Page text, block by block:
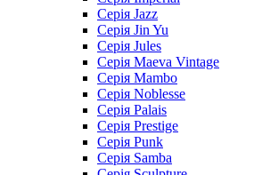
Серія Jazz
Серія Jin Yu
Серія Jules
Серія Maeva Vintage
Серія Mambo
Серія Noblesse
Серія Palais
Серія Prestige
Серія Punk
Серія Samba